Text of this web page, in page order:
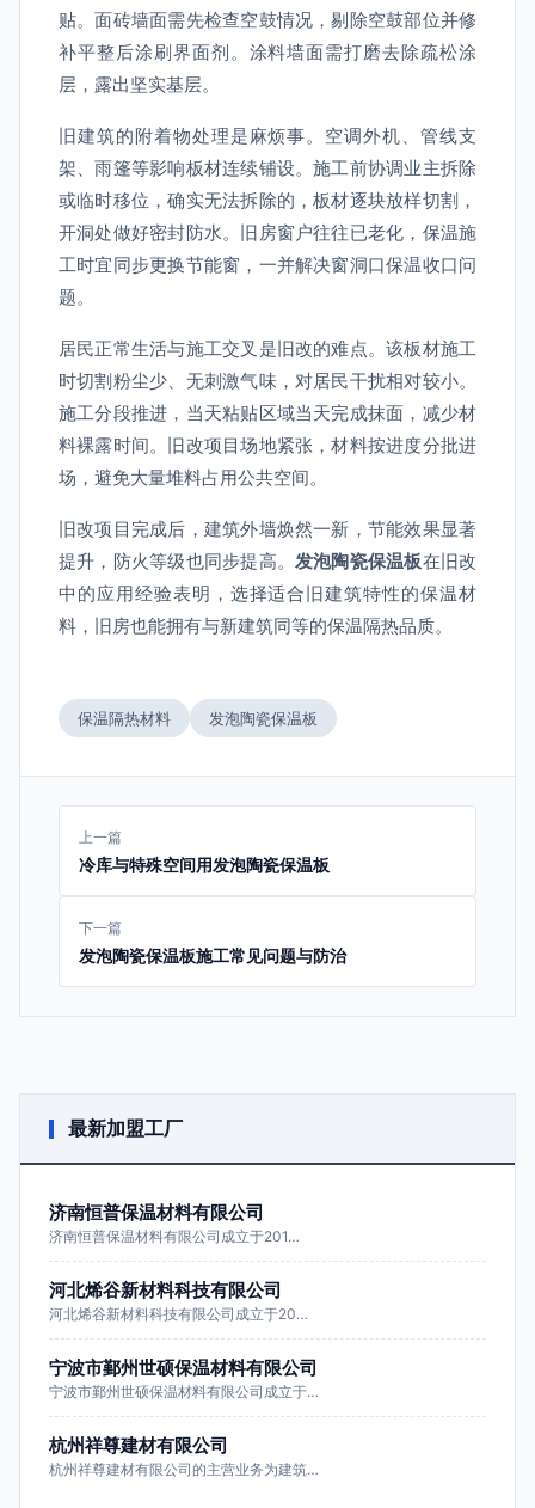
贴。面砖墙面需先检查空鼓情况，剔除空鼓部位并修
补平整后涂刷界面剂。涂料墙面需打磨去除疏松涂
层，露出坚实基层。
旧建筑的附着物处理是麻烦事。空调外机、管线支
架、雨篷等影响板材连续铺设。施工前协调业主拆除
或临时移位，确实无法拆除的，板材逐块放样切割，
开洞处做好密封防水。旧房窗户往往已老化，保温施
工时宜同步更换节能窗，一并解决窗洞口保温收口问
题。
居民正常生活与施工交叉是旧改的难点。该板材施工
时切割粉尘少、无刺激气味，对居民干扰相对较小。
施工分段推进，当天粘贴区域当天完成抹面，减少材
料裸露时间。旧改项目场地紧张，材料按进度分批进
场，避免大量堆料占用公共空间。
旧改项目完成后，建筑外墙焕然一新，节能效果显著
提升，防火等级也同步提高。 发泡陶瓷保温板在旧改
中的应用经验表明，选择适合旧建筑特性的保温材
料，旧房也能拥有与新建筑同等的保温隔热品质。
保温隔热材料 发泡陶瓷保温板
上一篇
冷库与特殊空间用发泡陶瓷保温板
下一篇
发泡陶瓷保温板施工常见问题与防治
最新加盟工厂
济南恒普保温材料有限公司
济南恒普保温材料有限公司成立于201…
河北烯谷新材料科技有限公司
河北烯谷新材料科技有限公司成立于20…
宁波市鄞州世硕保温材料有限公司
宁波市鄞州世硕保温材料有限公司成立于…
杭州祥尊建材有限公司
杭州祥尊建材有限公司的主营业务为建筑…